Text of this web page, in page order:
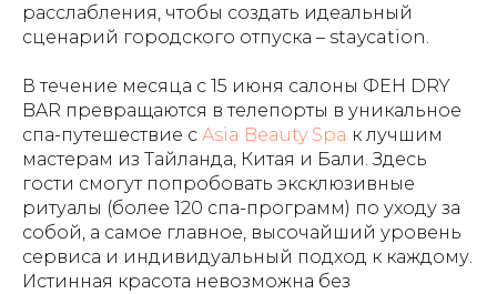
расслабления, чтобы создать идеальный
сценарий городского отпуска – staycation.
В течение месяца с 15 июня салоны ФЕН DRY
BAR превращаются в телепорты в уникальное
спа-путешествие с Asia Beauty Spa к лучшим
мастерам из Тайланда, Китая и Бали. Здесь
гости смогут попробовать эксклюзивные
ритуалы (более 120 спа-программ) по уходу за
собой, а самое главное, высочайший уровень
сервиса и индивидуальный подход к каждому.
Истинная красота невозможна без